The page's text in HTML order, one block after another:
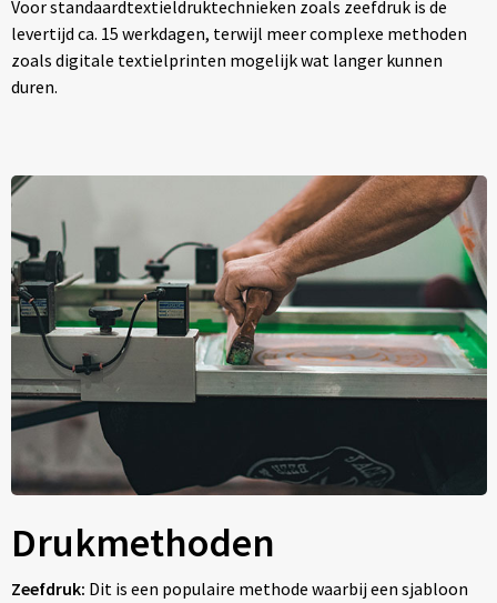
Voor standaardtextieldruktechnieken zoals zeefdruk is de
levertijd ca. 15 werkdagen, terwijl meer complexe methoden
zoals digitale textielprinten mogelijk wat langer kunnen
duren.
Drukmethoden
Zeefdruk: Dit is een populaire methode waarbij een sjabloon